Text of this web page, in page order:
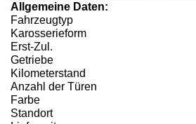
Allgemeine Daten:
Fahrzeugtyp
Karosserieform
Erst-Zul.
Getriebe
Kilometerstand
Anzahl der Türen
Farbe
Standort